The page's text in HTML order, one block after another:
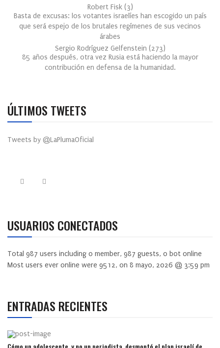
Robert Fisk (3)
Basta de excusas: los votantes israelíes han escogido un país
que será espejo de los brutales regímenes de sus vecinos
árabes
Sergio Rodríguez Gelfenstein (273)
85 años después, otra vez Rusia está haciendo la mayor
contribución en defensa de la humanidad.
ÚLTIMOS TWEETS
Tweets by @LaPlumaOficial
USUARIOS CONECTADOS
Total 987 users including 0 member, 987 guests, 0 bot online
Most users ever online were 9512, on 8 mayo, 2026 @ 3:59 pm
ENTRADAS RECIENTES